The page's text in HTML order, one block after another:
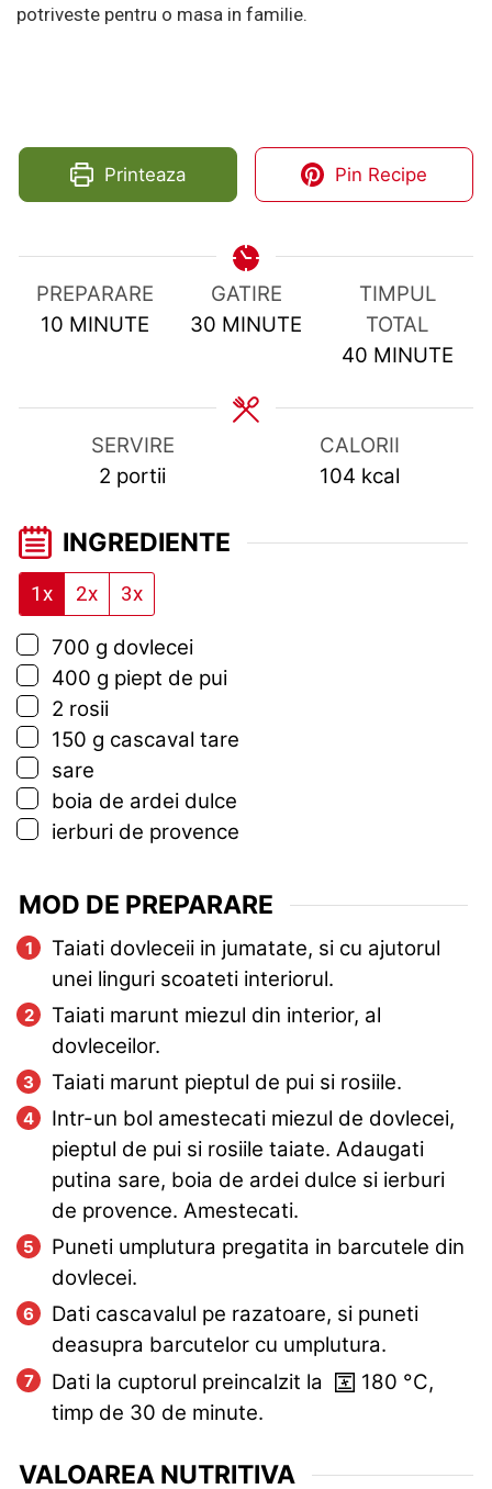
potriveste pentru o masa in familie.
Printeaza Pin Recipe
PREPARARE
10MINUTES
MINUTE
GATIRE
30 MINUTES
MINUTE
TIMPUL
TOTAL
40 MINUTES
MINUTE
SERVIRE
2 portii
CALORII
104 kcal
INGREDIENTE
1x 2x 3x
▢
700 g dovlecei
▢
400 g piept de pui
▢
2 rosii
▢
150 g cascaval tare
▢
sare
▢
boia de ardei dulce
▢
ierburi de provence
MOD DE PREPARARE
Taiati dovleceii in jumatate, si cu ajutorul
unei linguri scoateti interiorul.
Taiati marunt miezul din interior, al
dovleceilor.
Taiati marunt pieptul de pui si rosiile.
Intr-un bol amestecati miezul de dovlecei,
pieptul de pui si rosiile taiate. Adaugati
putina sare, boia de ardei dulce si ierburi
de provence. Amestecati.
Puneti umplutura pregatita in barcutele din
dovlecei.
Dati cascavalul pe razatoare, si puneti
deasupra barcutelor cu umplutura.
Dati la cuptorul preincalzit la
180 °C,
timp de 30 de minute.
VALOAREA NUTRITIVA